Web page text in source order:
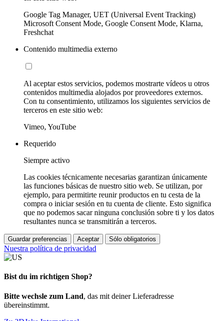
Google Tag Manager, UET (Universal Event Tracking)
Microsoft Consent Mode, Google Consent Mode, Klarna,
Freshchat
Contenido multimedia externo
Al aceptar estos servicios, podemos mostrarte vídeos u otros
contenidos multimedia alojados por proveedores externos.
Con tu consentimiento, utilizamos los siguientes servicios de
terceros en este sitio web:
Vimeo, YouTube
Requerido
Siempre activo
Las cookies técnicamente necesarias garantizan únicamente
las funciones básicas de nuestro sitio web. Se utilizan, por
ejemplo, para permitirte reunir productos en tu cesta de la
compra o iniciar sesión en tu cuenta de cliente. Esto significa
que no podemos sacar ninguna conclusión sobre ti y los datos
resultantes nunca se transmitirán a terceros.
Guardar preferencias Aceptar Sólo obligatorios
Nuestra política de privacidad
Bist du im richtigen Shop?
Bitte wechsle zum Land, das mit deiner Lieferadresse
übereinstimmt.